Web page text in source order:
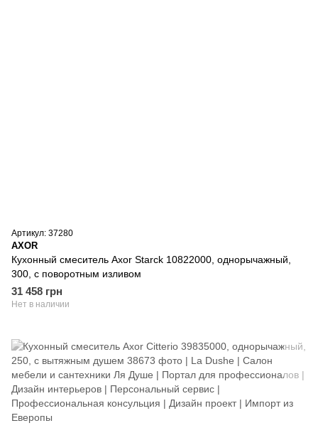
Артикул: 37280
AXOR
Кухонный смеситель Axor Starck 10822000, однорычажный,
300, с поворотным изливом
31 458 грн
Нет в наличии